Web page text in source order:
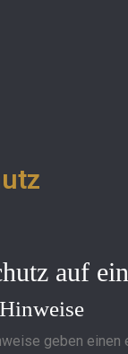
auf
geben einen